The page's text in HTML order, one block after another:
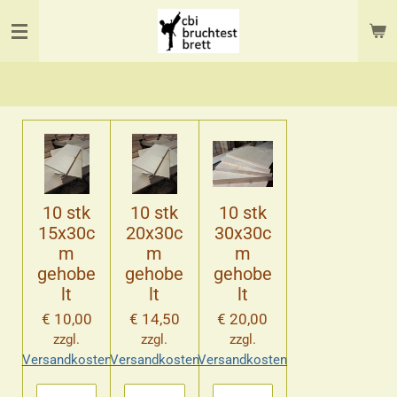
Zum
Hauptinhalt
10 stk
15x30c
m
gehobe
lt
€ 10,00
zzgl.
Versandkosten
10 stk
20x30c
m
gehobe
lt
€ 14,50
zzgl.
Versandkosten
10 stk
30x30c
m
gehobe
lt
€ 20,00
zzgl.
Versandkosten